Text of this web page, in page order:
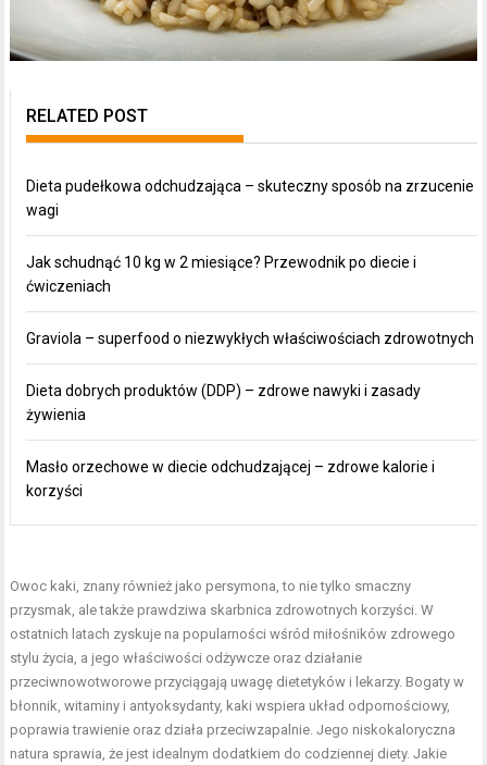
RELATED POST
Dieta pudełkowa odchudzająca – skuteczny sposób na zrzucenie
wagi
Jak schudnąć 10 kg w 2 miesiące? Przewodnik po diecie i
ćwiczeniach
Graviola – superfood o niezwykłych właściwościach zdrowotnych
Dieta dobrych produktów (DDP) – zdrowe nawyki i zasady
żywienia
Masło orzechowe w diecie odchudzającej – zdrowe kalorie i
korzyści
Owoc kaki, znany również jako persymona, to nie tylko smaczny
przysmak, ale także prawdziwa skarbnica zdrowotnych korzyści. W
ostatnich latach zyskuje na popularności wśród miłośników zdrowego
stylu życia, a jego właściwości odżywcze oraz działanie
przeciwnowotworowe przyciągają uwagę dietetyków i lekarzy. Bogaty w
błonnik, witaminy i antyoksydanty, kaki wspiera układ odpornościowy,
poprawia trawienie oraz działa przeciwzapalnie. Jego niskokaloryczna
natura sprawia, że jest idealnym dodatkiem do codziennej diety. Jakie